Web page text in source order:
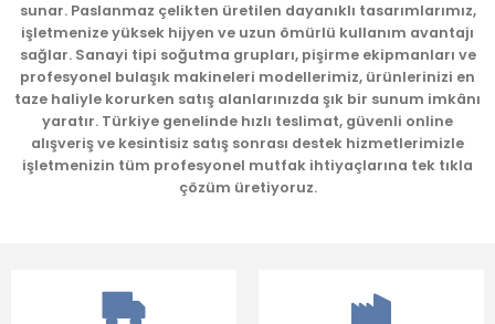
Gönder
sunar. Paslanmaz çelikten üretilen dayanıklı tasarımlarımız,
işletmenize yüksek hijyen ve uzun ömürlü kullanım avantajı
sağlar. Sanayi tipi soğutma grupları, pişirme ekipmanları ve
profesyonel bulaşık makineleri modellerimiz, ürünlerinizi en
taze haliyle korurken satış alanlarınızda şık bir sunum imkânı
yaratır. Türkiye genelinde hızlı teslimat, güvenli online
alışveriş ve kesintisiz satış sonrası destek hizmetlerimizle
işletmenizin tüm profesyonel mutfak ihtiyaçlarına tek tıkla
çözüm üretiyoruz.